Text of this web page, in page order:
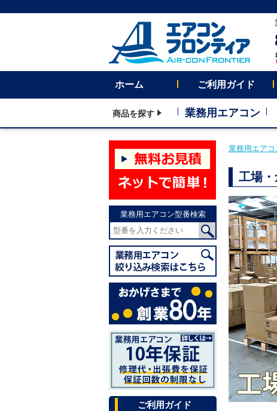
ホーム ご利用ガイド
商品を探す 業務用エアコン
業務用エアコン型番検索
ご利用ガイド
業務用エア
工場